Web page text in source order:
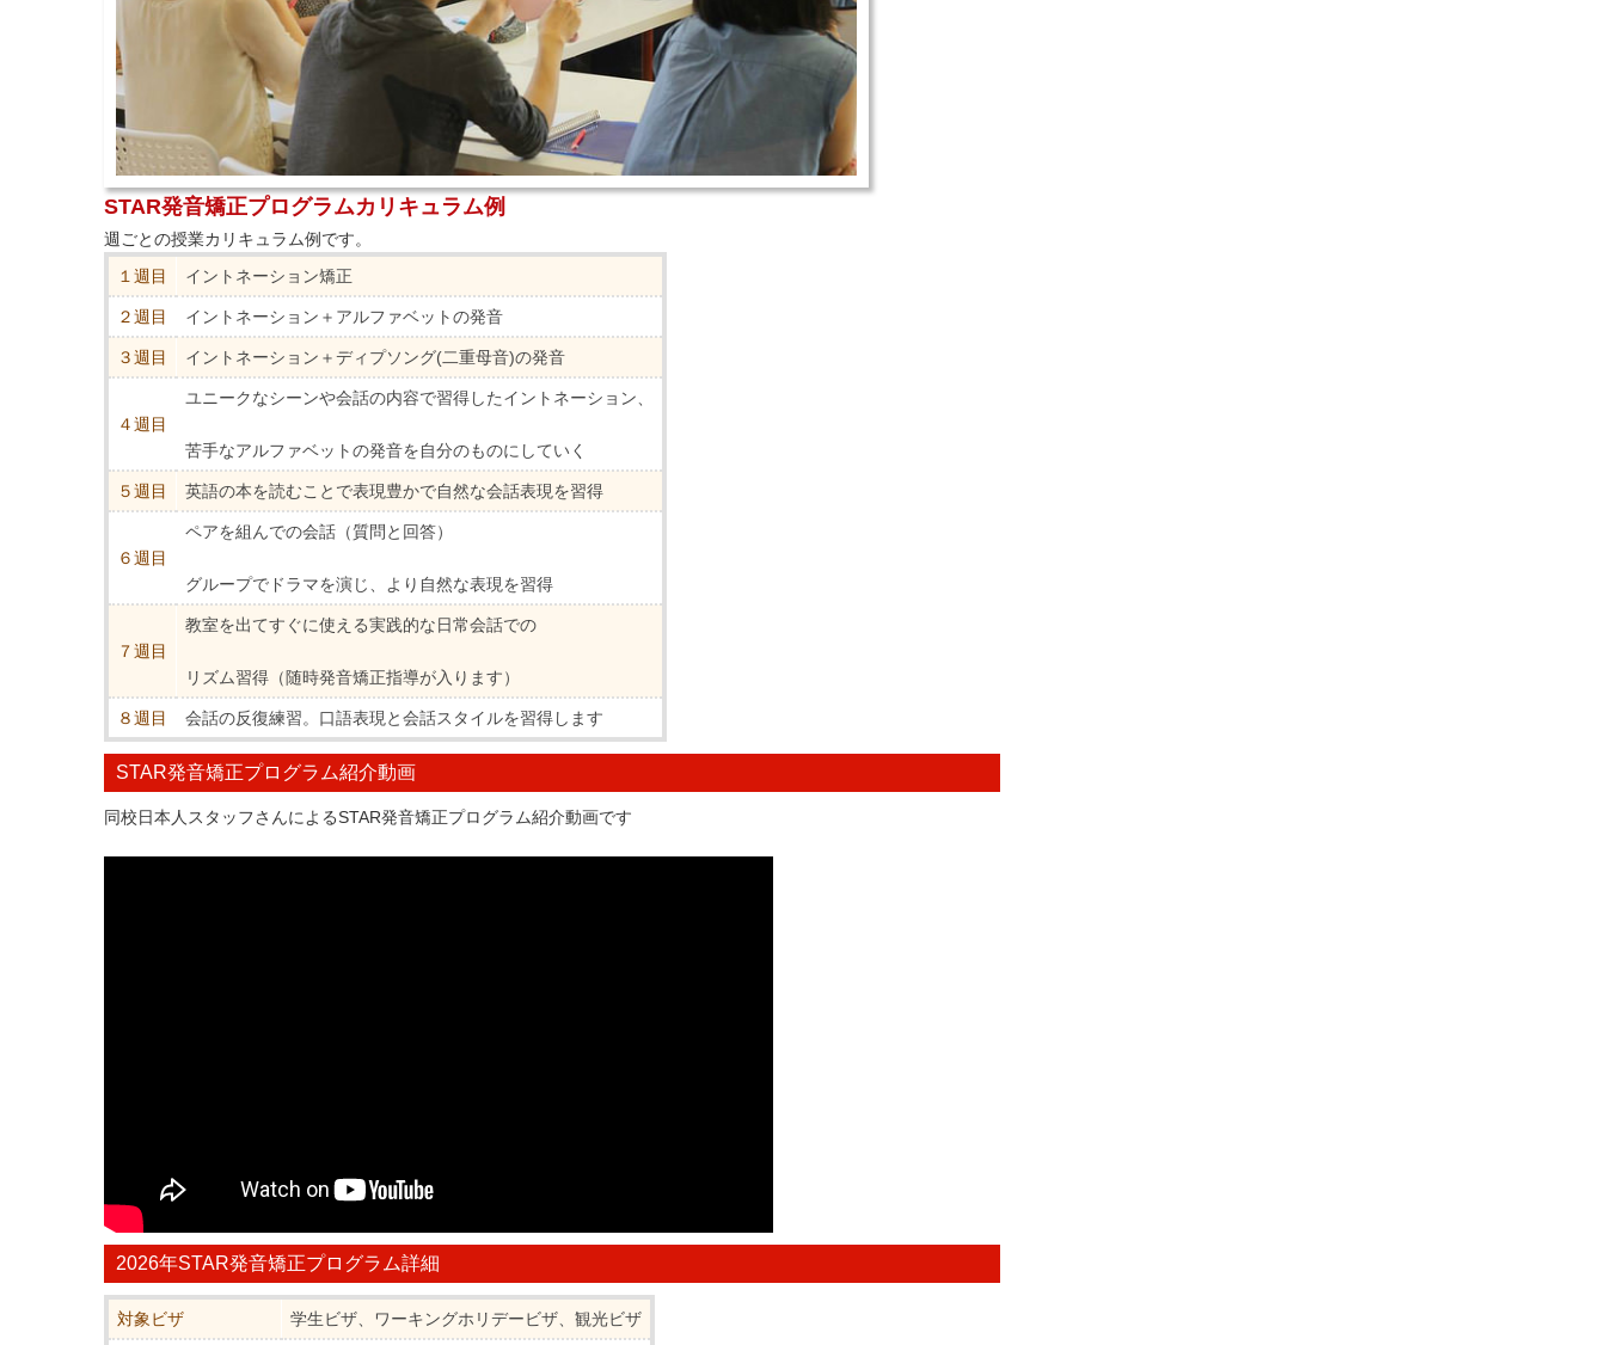
STAR発音矯正プログラムカリキュラム例
週ごとの授業カリキュラム例です。
１週目
イントネーション矯正
２週目 イントネーション＋アルファベットの発音
３週目 イントネーション＋ディプソング(二重母音)の発音
４週目
ユニークなシーンや会話の内容で習得したイントネーション、
苦手なアルファベットの発音を自分のものにしていく
５週目 英語の本を読むことで表現豊かで自然な会話表現を習得
６週目
ペアを組んでの会話（質問と回答）
グループでドラマを演じ、より自然な表現を習得
７週目
教室を出てすぐに使える実践的な日常会話での
リズム習得（随時発音矯正指導が入ります）
８週目 会話の反復練習。口語表現と会話スタイルを習得します
STAR発音矯正プログラム紹介動画
同校日本人スタッフさんによるSTAR発音矯正プログラム紹介動画です
2026年STAR発音矯正プログラム詳細
対象ビザ 学生ビザ、ワーキングホリデービザ、観光ビザ